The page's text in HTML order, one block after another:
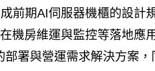
前期AI伺服器機櫃的設計
機房維運與監控等落地應
署與營運需求解決方案